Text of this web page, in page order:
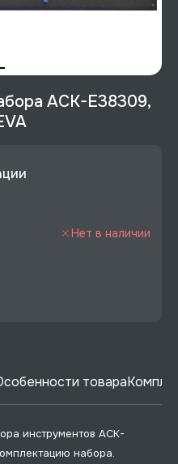
ACK-E38309,
Нет в наличии
товара
инструментов ACK-
набора.